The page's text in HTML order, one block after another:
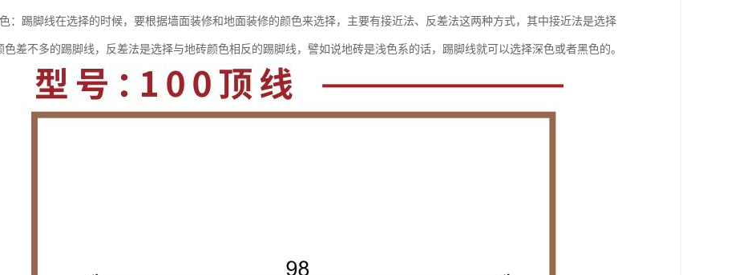
：踢脚线在选择的时候，要根据墙面装修和地面装修的颜色来选择，主要有接近法、反差法这两种方式，其中接近法是选择
色差不多的踢脚线，反差法是选择与地砖颜色相反的踢脚线，譬如说地砖是浅色系的话，踢脚线就可以选择深色或者黑色的。